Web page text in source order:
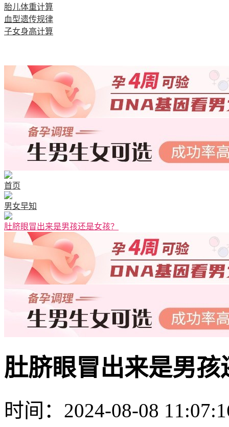
胎儿体重计算
血型遗传规律
子女身高计算
首页
男女早知
肚脐眼冒出来是男孩还是女孩？
肚脐眼冒出来是男孩
时间：2024-08-08